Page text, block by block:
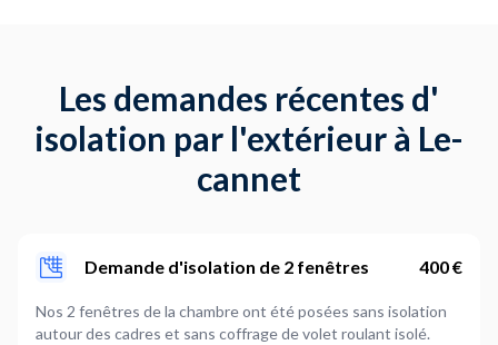
Les demandes récentes d'
isolation par l'extérieur à Le-
cannet
Demande d'isolation de 2 fenêtres 400 €
Nos 2 fenêtres de la chambre ont été posées sans isolation
autour des cadres et sans coffrage de volet roulant isolé.